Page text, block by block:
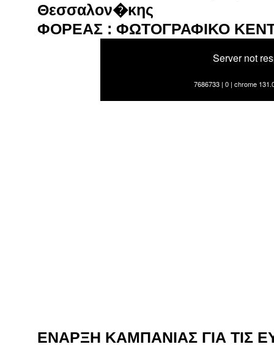
Θεσσαλον�κης
ΦΟΡΕΑΣ : ΦΩΤΟΓΡΑΦΙΚΟ
ΕΝΑΡΞΗ ΚΑΜΠΑΝΙΑΣ ΓΙΑ ΤΙΣ